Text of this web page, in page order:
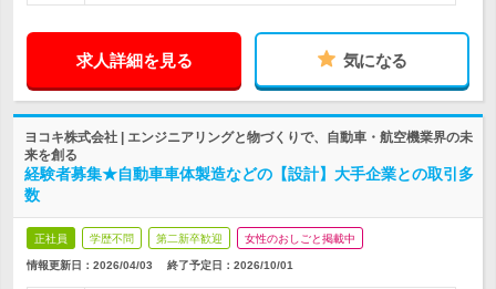
求人詳細を見る 気になる
ヨコキ株式会社 | エンジニアリングと物づくりで、自動車・航空機業界の未
来を創る
経験者募集★自動車車体製造などの【設計】大手企業との取引多
数
正社員 学歴不問 第二新卒歓迎 女性のおしごと掲載中
情報更新日：2026/04/03 終了予定日： 2026/10/01